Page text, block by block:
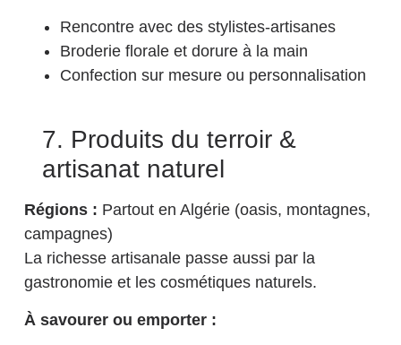
Rencontre avec des stylistes-artisanes
Broderie florale et dorure à la main
Confection sur mesure ou personnalisation
7. Produits du terroir &
artisanat naturel
Régions : Partout en Algérie (oasis, montagnes,
campagnes)
La richesse artisanale passe aussi par la
gastronomie et les cosmétiques naturels.
À savourer ou emporter :